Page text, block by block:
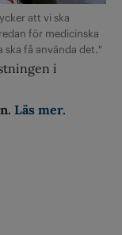
att vi ska
för medicinska
ska få använda det."
i
Läs mer.